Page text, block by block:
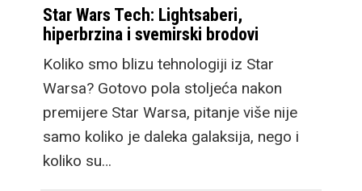
Star Wars Tech: Lightsaberi,
hiperbrzina i svemirski brodovi
Koliko smo blizu tehnologiji iz Star
Warsa? Gotovo pola stoljeća nakon
premijere Star Warsa, pitanje više nije
samo koliko je daleka galaksija, nego i
koliko su…